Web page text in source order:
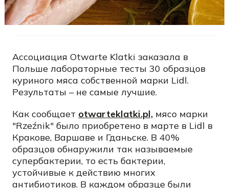
Ассоциация Otwarte Klatki заказала в
Польше лабораторные тесты 30 образцов
куриного мяса собственной марки Lidl.
Результаты – не самые лучшие.
Как сообщает otwarteklatki.pl, мясо марки
"Rzeźnik" было приобретено в марте в Lidl в
Кракове, Варшаве и Гданьске. В 40%
образцов обнаружили так называемые
супербактерии, то есть бактерии,
устойчивые к действию многих
антибиотиков. В каждом образце были